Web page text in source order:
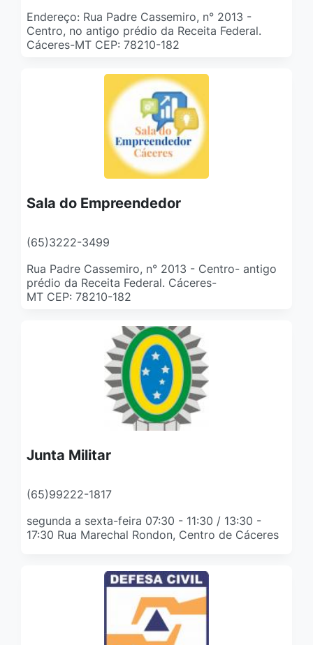
Endereço: Rua Padre Cassemiro, n° 2013 -
Centro, no antigo prédio da Receita Federal.
Cáceres-MT CEP: 78210-182
Sala do Empreendedor
(65)3222-3499
Rua Padre Cassemiro, n° 2013 - Centro- antigo
prédio da Receita Federal. Cáceres-
MT CEP: 78210-182
Junta Militar
(65)99222-1817
segunda a sexta-feira 07:30 - 11:30 / 13:30 -
17:30 Rua Marechal Rondon, Centro de Cáceres